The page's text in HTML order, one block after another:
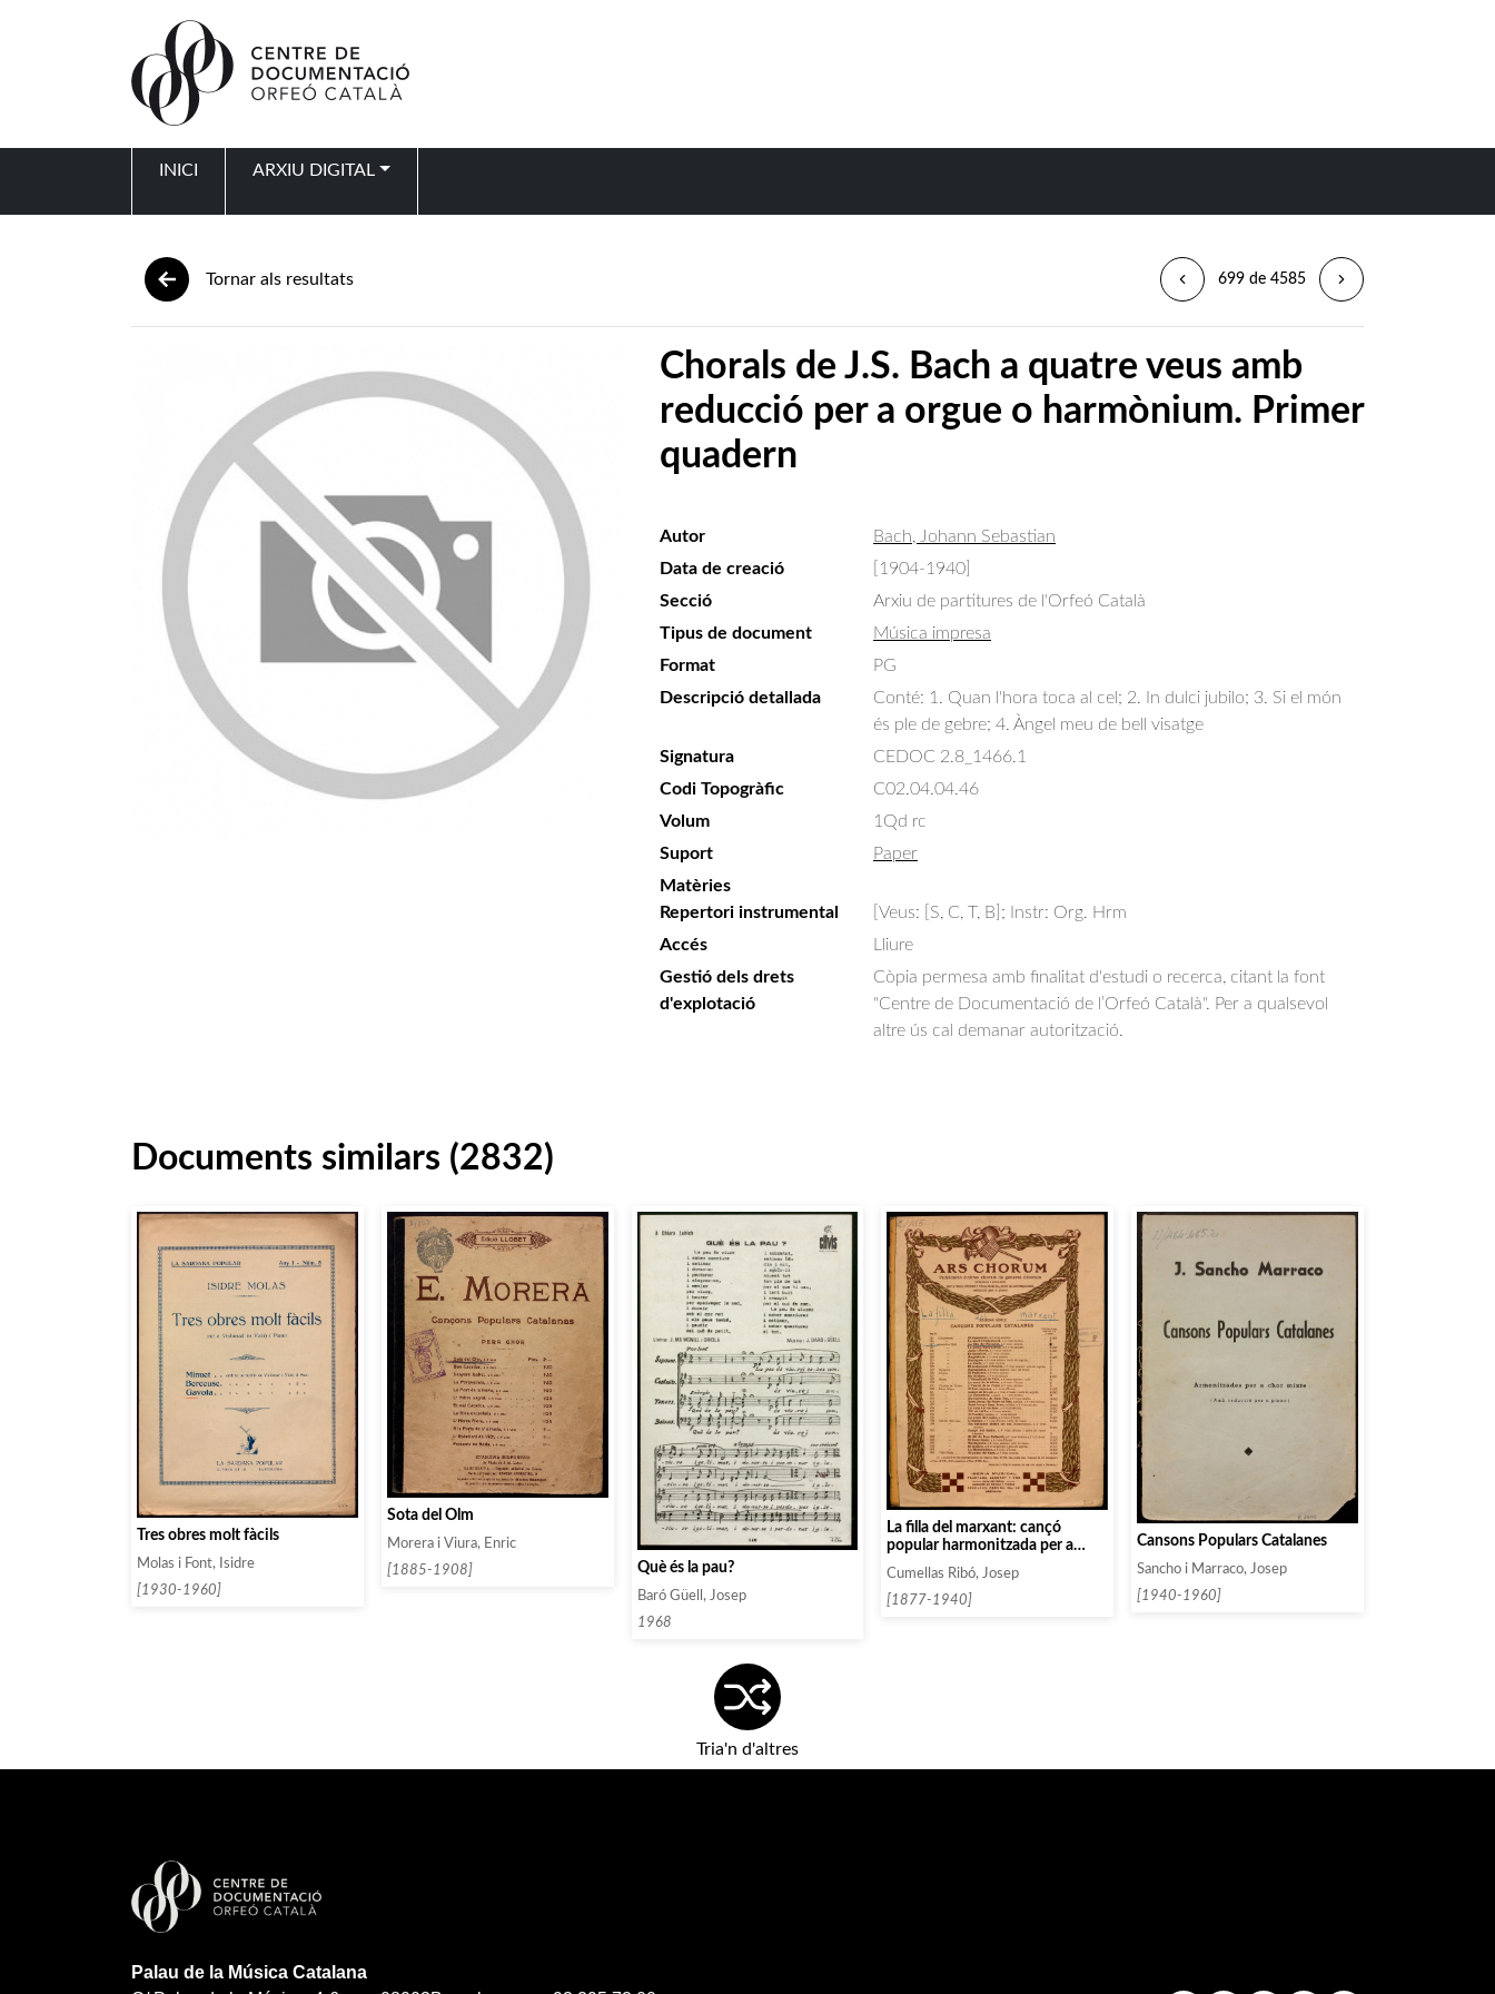
INICI ARXIU DIGITAL
Tornar als resultats 699 de 4585
Chorals de J.S. Bach a quatre veus amb
reducció per a orgue o harmònium. Primer
quadern
Autor
Bach, Johann Sebastian
Data de creació
[1904-1940]
Secció
Arxiu de partitures de l'Orfeó Català
Tipus de document
Música impresa
Format
PG
Descripció detallada
Conté: 1. Quan l'hora toca al cel; 2. In dulci jubilo; 3. Si el món
és ple de gebre; 4. Àngel meu de bell visatge
Signatura
CEDOC 2.8_1466.1
Codi Topogràfic
C02.04.04.46
Volum
1Qd rc
Suport
Paper
Matèries
Repertori instrumental
[Veus: [S, C, T, B]; Instr: Org. Hrm
Accés
Lliure
Gestió dels drets
d'explotació
Còpia permesa amb finalitat d'estudi o recerca, citant la font
"Centre de Documentació de l’Orfeó Català". Per a qualsevol
altre ús cal demanar autorització.
Documents similars (2832)
Tres obres molt fàcils
Molas i Font, Isidre
[1930-1960]
Sota del Olm
Morera i Viura, Enric
[1885-1908]
Què és la pau?
Baró Güell, Josep
1968
La filla del marxant: cançó
popular harmonitzada per a
Cumellas Ribó, Josep
[1877-1940]
Cansons Populars Catalanes
Sancho i Marraco, Josep
[1940-1960]
Tria'n d'altres
Palau de la Música Catalana